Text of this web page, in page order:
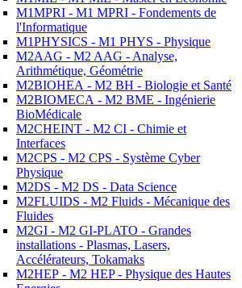
M1MPRI - M1 MPRI - Fondements de
l'Informatique
M1PHYSICS - M1 PHYS - Physique
M2AAG - M2 AAG - Analyse,
Arithmétique, Géométrie
M2BIOHEA - M2 BH - Biologie et Santé
M2BIOMECA - M2 BME - Ingénierie
BioMédicale
M2CHEINT - M2 CI - Chimie et
Interfaces
M2CPS - M2 CPS - Système Cyber
Physique
M2DS - M2 DS - Data Science
M2FLUIDS - M2 Fluids - Mécanique des
Fluides
M2GI - M2 GI-PLATO - Grandes
installations - Plasmas, Lasers,
Accélérateurs, Tokamaks
M2HEP - M2 HEP - Physique des Hautes